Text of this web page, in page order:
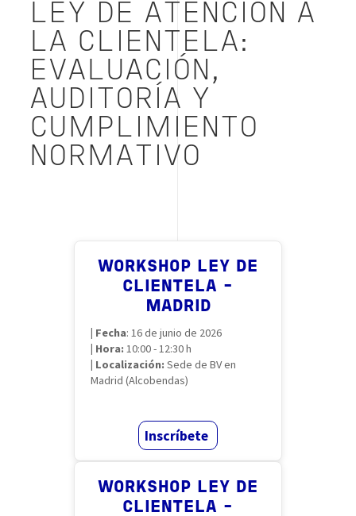
LEY DE ATENCIÓN A
LA CLIENTELA:
EVALUACIÓN,
AUDITORÍA Y
CUMPLIMIENTO
NORMATIVO
WORKSHOP LEY DE
CLIENTELA -
MADRID
| Fecha: 16 de junio de 2026
| Hora: 10:00 - 12:30 h
| Localización: Sede de BV en
Madrid (Alcobendas)
Inscríbete
WORKSHOP LEY DE
CLIENTELA -